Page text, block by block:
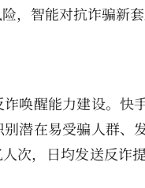
，智能对抗诈骗新套
唤醒能力建设。快
潜在易受骗人群、
次，日均发送反诈